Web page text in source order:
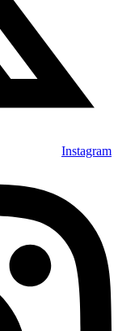
Instagram